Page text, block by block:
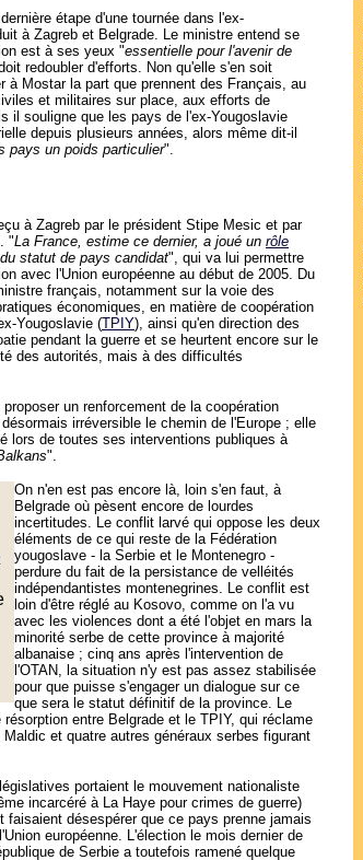
étape d'une tournée dans l'ex-
à Zagreb et Belgrade. Le ministre entend se
est à ses yeux "essentielle pour l'avenir de
redoubler d'efforts. Non qu'elle s'en soit
à Mostar la part que prennent des Français, au
et militaires sur place, aux efforts de
il souligne que les pays de l'ex-Yougoslavie
depuis plusieurs années, alors même dit-il
pays un poids particulier".
à Zagreb par le président Stipe Mesic et par
"La France, estime ce dernier, a joué un rôle
statut de pays candidat", qui va lui permettre
avec l'Union européenne au début de 2005. Du
français, notamment sur la voie des
économiques, en matière de coopération
Yougoslavie (TPIY), ainsi qu'en direction des
pendant la guerre et se heurtent encore sur le
des autorités, mais à des difficultés
un renforcement de la coopération
irréversible le chemin de l'Europe ; elle
lors de toutes ses interventions publiques à
".
On n'en est pas encore là, loin s'en faut, à
Belgrade où pèsent encore de lourdes
incertitudes. Le conflit larvé qui oppose les deux
éléments de ce qui reste de la Fédération
yougoslave - la Serbie et le Montenegro -
perdure du fait de la persistance de velléités
indépendantistes montenegrines. Le conflit est
loin d'être réglé au Kosovo, comme on l'a vu
avec les violences dont a été l'objet en mars la
minorité serbe de cette province à majorité
albanaise ; cinq ans après l'intervention de
l'OTAN, la situation n'y est pas assez stabilisée
pour que puisse s'engager un dialogue sur ce
que sera le statut définitif de la province. Le
entre Belgrade et le TPIY, qui réclame
et quatre autres généraux serbes figurant
portaient le mouvement nationaliste
incarcéré à La Haye pour crimes de guerre)
faisaient désespérer que ce pays prenne jamais
européenne. L'élection le mois dernier de
de Serbie a toutefois ramené quelque